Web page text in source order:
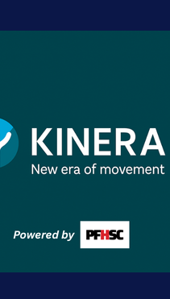
BiH!
4 dan
liga BiH
pranje novca,
FK Borac!